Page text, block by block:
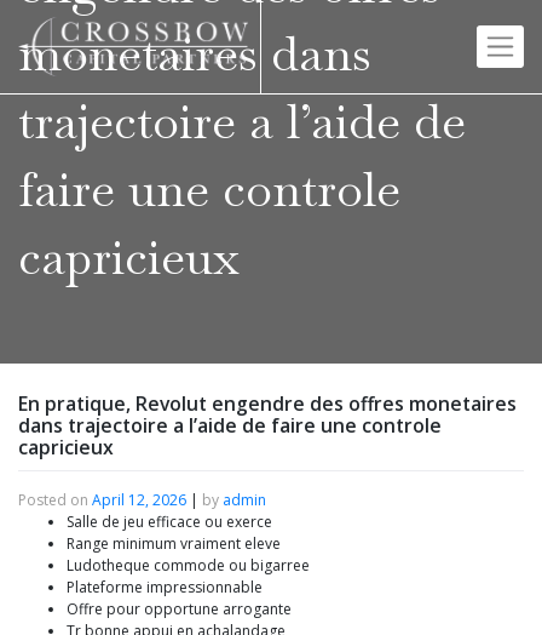
content
monetaires dans
trajectoire a l’aide de
faire une controle
capricieux
En pratique, Revolut engendre des offres monetaires
dans trajectoire a l’aide de faire une controle
capricieux
Posted on April 12, 2026 | by admin
Salle de jeu efficace ou exerce
Range minimum vraiment eleve
Ludotheque commode ou bigarree
Plateforme impressionnable
Offre pour opportune arrogante
Tr bonne appui en achalandage